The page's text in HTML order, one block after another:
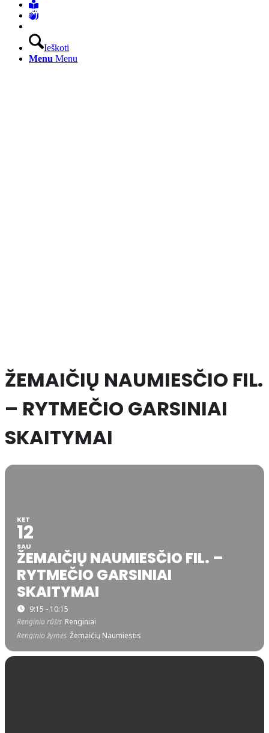
Ieškoti
Menu Menu
ŽEMAIČIŲ NAUMIESČIO FIL.
– RYTMEČIO GARSINIAI
SKAITYMAI
KET
12
SAU
ŽEMAIČIŲ NAUMIESČIO FIL. –
RYTMEČIO GARSINIAI
SKAITYMAI
9:15 - 10:15
Renginio rūšis Renginiai
Renginio žymės Žemaičių Naumiestis